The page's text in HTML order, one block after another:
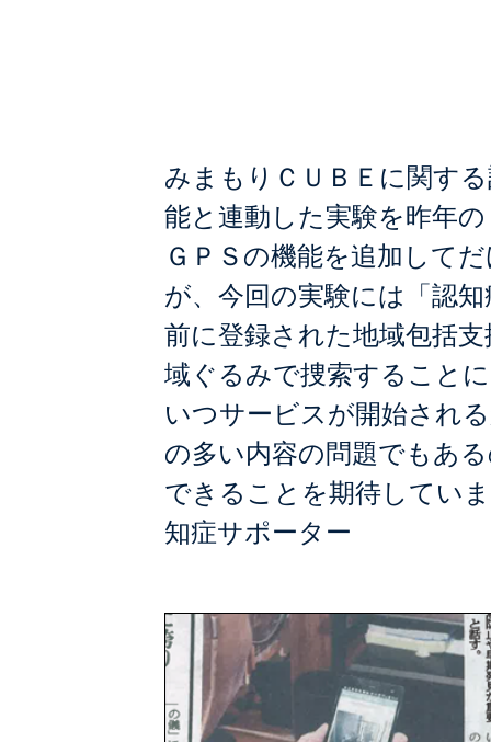
みまもりＣＵＢＥに関す
能と連動した実験を昨年
ＧＰＳの機能を追加して
が、今回の実験には「認
前に登録された地域包括
域ぐるみで捜索すること
いつサービスが開始され
の多い内容の問題でもあ
できることを期待してい
知症サポーター